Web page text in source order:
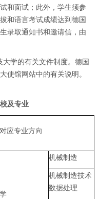
和面试；此外，学生须参
和语言考试成绩达到德国
录取通知书和邀请信，由
大学的有关文件制度。德国
使馆网站中的有关说明。
及专业
应专业方向
机械制造
机械制造技术
数据处理